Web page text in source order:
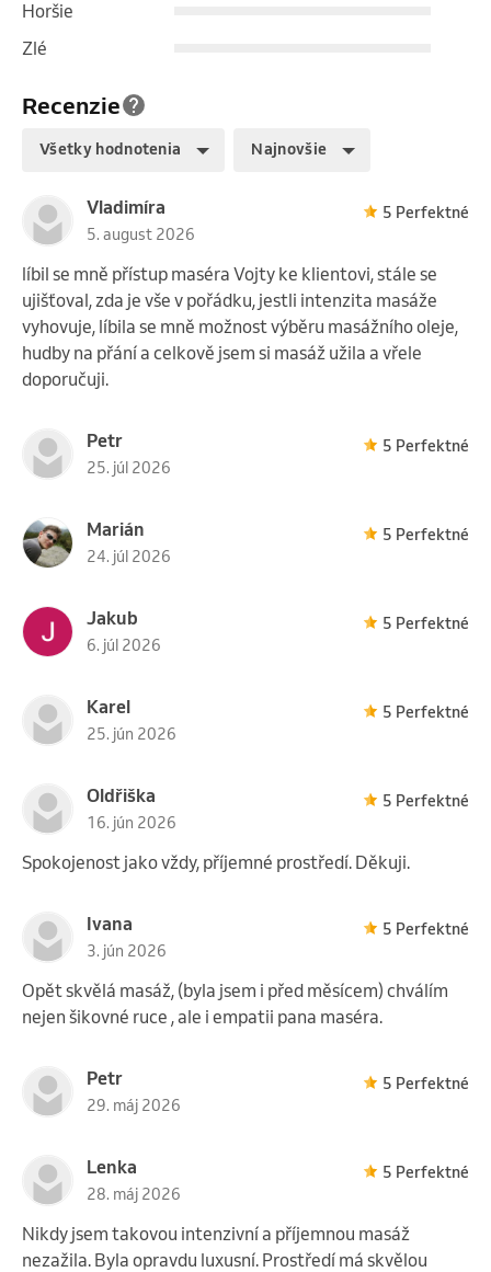
Recenzie
Všetky hodnotenia Najnovšie
Vladimíra
5. august 2026
5 Perfektné
líbil se mně přístup maséra Vojty ke klientovi, stále se
ujišťoval, zda je vše v pořádku, jestli intenzita masáže
vyhovuje, líbila se mně možnost výběru masážního oleje,
hudby na přání a celkově jsem si masáž užila a vřele
doporučuji.
Petr
25. júl 2026
5 Perfektné
Marián
24. júl 2026
5 Perfektné
Jakub
6. júl 2026
5 Perfektné
Karel
25. jún 2026
5 Perfektné
Oldřiška
16. jún 2026
5 Perfektné
Spokojenost jako vždy, příjemné prostředí. Děkuji.
Ivana
3. jún 2026
5 Perfektné
Opět skvělá masáž, (byla jsem i před měsícem) chválím
nejen šikovné ruce , ale i empatii pana maséra.
Petr
29. máj 2026
5 Perfektné
Lenka
28. máj 2026
5 Perfektné
Nikdy jsem takovou intenzivní a příjemnou masáž
nezažila. Byla opravdu luxusní. Prostředí má skvělou
Horšie
Zlé